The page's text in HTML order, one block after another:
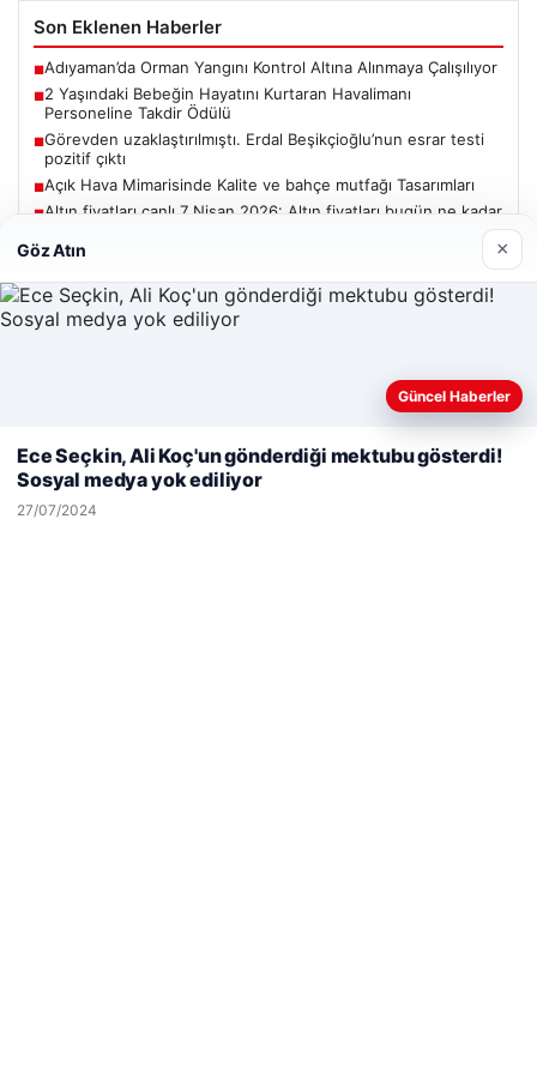
Son Eklenen Haberler
■Adıyaman’da Orman Yangını Kontrol Altına Alınmaya Çalışılıyor
■2 Yaşındaki Bebeğin Hayatını Kurtaran Havalimanı
Personeline Takdir Ödülü
■Görevden uzaklaştırılmıştı. Erdal Beşikçioğlu’nun esrar testi
pozitif çıktı
■Açık Hava Mimarisinde Kalite ve bahçe mutfağı Tasarımları
■Altın fiyatları canlı 7 Nisan 2026: Altın fiyatları bugün ne kadar
Güncel
06/08/2026
Adıyaman’da Orman Yangını Kontrol Altına Alınmaya
Çalışılıyor
Web sitemizi nasıl kullandığınızı daha iyi anlayabilmek,
kullanıyoruz.Çerez Politikamız
Reddet
Göz Atın ×
Güncel Haberler
Ece Seçkin, Ali Koç'un gönderdiği mektubu gösterdi!
Sosyal medya yok ediliyor
27/07/2024